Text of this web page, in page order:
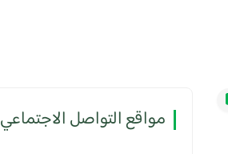
مواقع التواصل الاجتماعي